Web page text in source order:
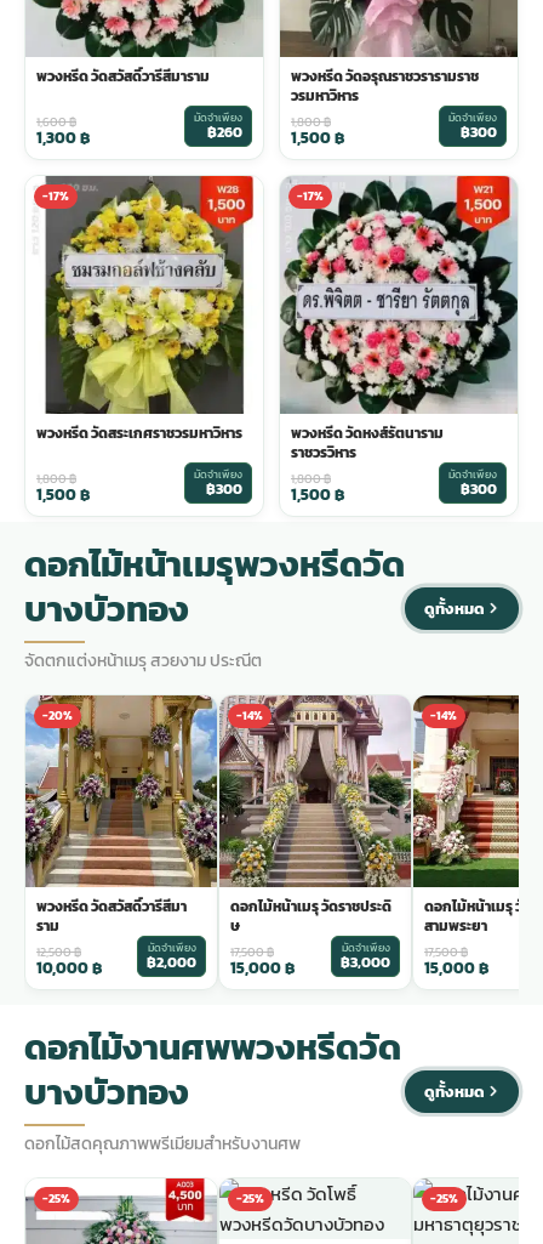
พวงหรีด วัดสวัสดิ์วารีสีมาราม
1,600฿
1,300฿
มัดจำเพียง
฿260
พวงหรีด วัดอรุณราชวรารามราช
วรมหาวิหาร
1,800฿
1,500฿
มัดจำเพียง
฿300
-17%
พวงหรีด วัดสระเกศราชวรมหาวิหาร
1,800฿
1,500฿
มัดจำเพียง
฿300
-17%
พวงหรีด วัดหงส์รัตนาราม
ราชวรวิหาร
1,800฿
1,500฿
มัดจำเพียง
฿300
ดอกไม้หน้าเมรุพวงหรีดวัด
บางบัวทอง
จัดตกแต่งหน้าเมรุ สวยงาม ประณีต
ดูทั้งหมด
-20%
พวงหรีด วัดสวัสดิ์วารีสีมา
ราม
12,500฿
10,000฿
มัดจำเพียง
฿2,000
-14%
ดอกไม้หน้าเมรุ วัดราชประดิ
ษ
17,500฿
15,000฿
มัดจำเพียง
฿3,000
-14%
ดอกไม้หน้าเมรุ วัด
สามพระยา
17,500฿
15,000฿
ดอกไม้งานศพพวงหรีดวัด
บางบัวทอง
ดอกไม้สดคุณภาพพรีเมียมสำหรับงานศพ
ดูทั้งหมด
-25% -25% -25%